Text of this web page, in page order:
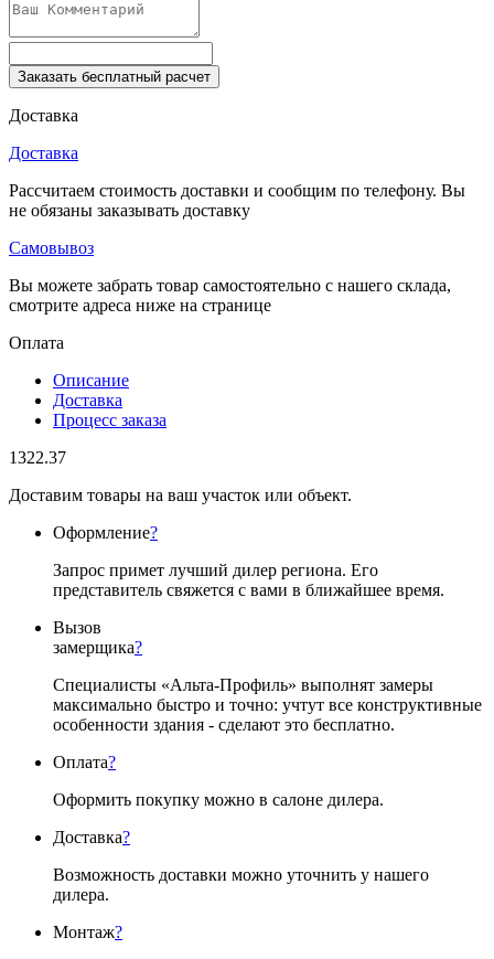
Заказать бесплатный расчет
Доставка
Доставка
Рассчитаем стоимость доставки и сообщим по телефону. Вы
не обязаны заказывать доставку
Самовывоз
Вы можете забрать товар самостоятельно с нашего склада,
смотрите адреса ниже на странице
Оплата
Описание
Доставка
Процесс заказа
1322.37
Доставим товары на ваш участок или объект.
Оформление?
Запрос примет лучший дилер региона. Его
представитель свяжется с вами в ближайшее время.
Вызов
замерщика?
Специалисты «Альта-Профиль» выполнят замеры
максимально быстро и точно: учтут все конструктивные
особенности здания - сделают это бесплатно.
Оплата?
Оформить покупку можно в салоне дилера.
Доставка?
Возможность доставки можно уточнить у нашего
дилера.
Монтаж?